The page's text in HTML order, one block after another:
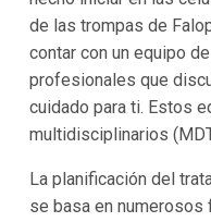
de las trompas de
contar con un equipo
profesionales que
cuidado para ti. Estos
multidisciplinarios
La planificación del
se basa en